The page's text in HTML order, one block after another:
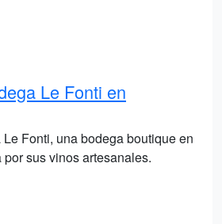
Le Fonti en
Fonti, una bodega boutique en
sus vinos artesanales.